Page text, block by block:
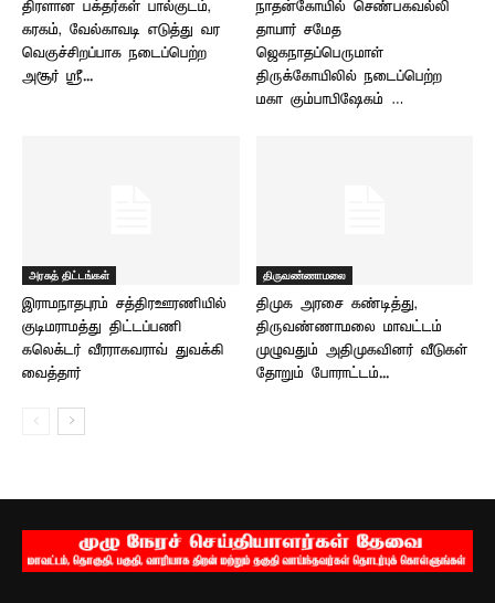
திரளான பக்தர்கள் பால்குடம்,
கரகம், வேல்காவடி எடுத்து வர
வெகுச்சிறப்பாக நடைப்பெற்ற
அசூர் ஸ்ரீ...
நாதன்கோயில் செண்பகவல்லி
தாயார் சமேத
ஜெகநாதப்பெருமாள்
திருக்கோயிலில் நடைப்பெற்ற
மகா கும்பாபிஷேகம் …
அரசுத் திட்டங்கள்
இராமநாதபுரம் சத்திரஊரணியில்
குடிமராமத்து திட்டப்பணி –
கலெக்டர் வீரராகவராவ் துவக்கி
வைத்தார்
திருவண்ணாமலை
திமுக அரசை கண்டித்து,
திருவண்ணாமலை மாவட்டம்
முழுவதும் அதிமுகவினர் வீடுகள்
தோறும் போராட்டம்...